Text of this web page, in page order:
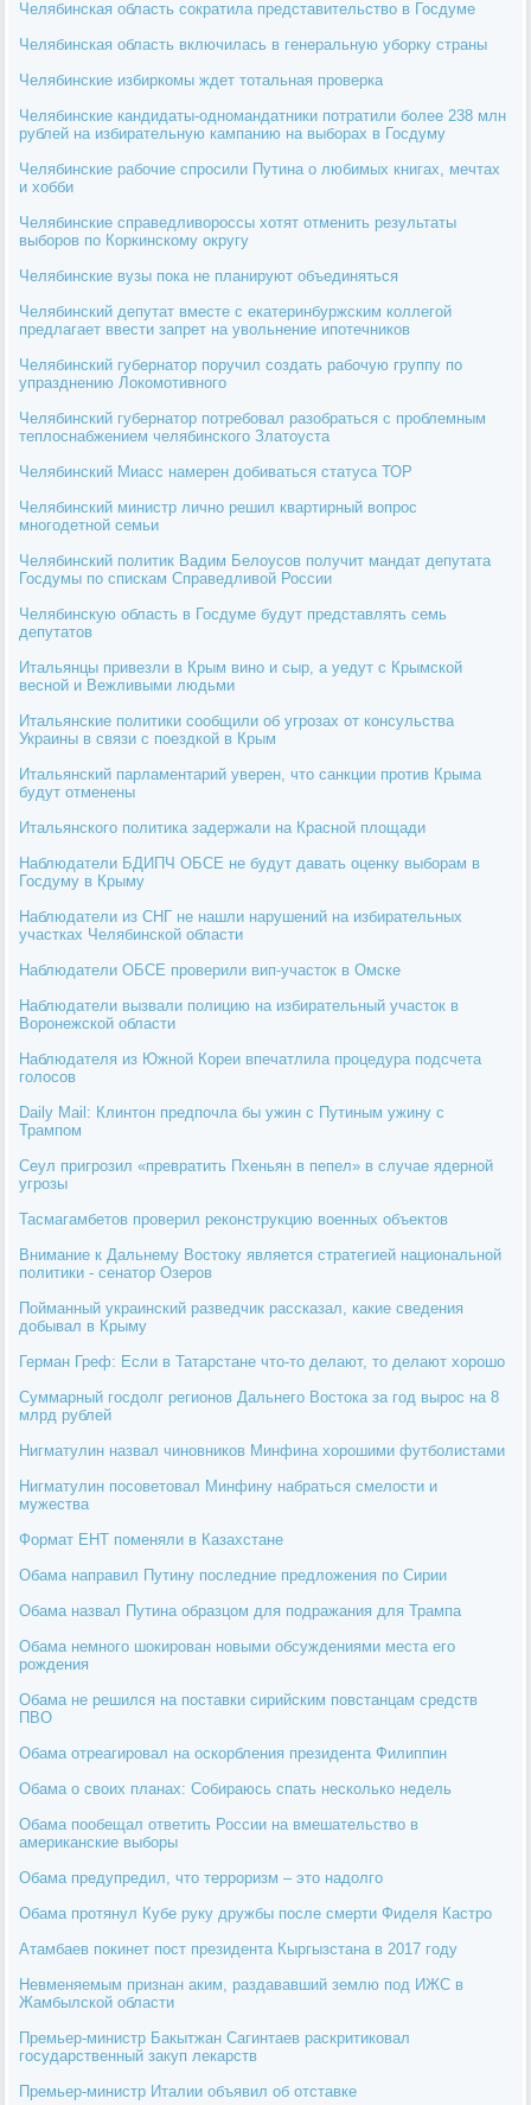
Челябинская область сократила представительство в Госдуме
Челябинская область включилась в генеральную уборку страны
Челябинские избиркомы ждет тотальная проверка
Челябинские кандидаты-одномандатники потратили более 238 млн
рублей на избирательную кампанию на выборах в Госдуму
Челябинские рабочие спросили Путина о любимых книгах, мечтах
и хобби
Челябинские справедливороссы хотят отменить результаты
выборов по Коркинскому округу
Челябинские вузы пока не планируют объединяться
Челябинский депутат вместе с екатеринбуржским коллегой
предлагает ввести запрет на увольнение ипотечников
Челябинский губернатор поручил создать рабочую группу по
упразднению Локомотивного
Челябинский губернатор потребовал разобраться с проблемным
теплоснабжением челябинского Златоуста
Челябинский Миасс намерен добиваться статуса ТОР
Челябинский министр лично решил квартирный вопрос
многодетной семьи
Челябинский политик Вадим Белоусов получит мандат депутата
Госдумы по спискам Справедливой России
Челябинскую область в Госдуме будут представлять семь
депутатов
Итальянцы привезли в Крым вино и сыр, а уедут с Крымской
весной и Вежливыми людьми
Итальянские политики сообщили об угрозах от консульства
Украины в связи с поездкой в Крым
Итальянский парламентарий уверен, что санкции против Крыма
будут отменены
Итальянского политика задержали на Красной площади
Наблюдатели БДИПЧ ОБСЕ не будут давать оценку выборам в
Госдуму в Крыму
Наблюдатели из СНГ не нашли нарушений на избирательных
участках Челябинской области
Наблюдатели ОБСЕ проверили вип-участок в Омске
Наблюдатели вызвали полицию на избирательный участок в
Воронежской области
Наблюдателя из Южной Кореи впечатлила процедура подсчета
голосов
Daily Mail: Клинтон предпочла бы ужин с Путиным ужину с
Трампом
Сеул пригрозил «превратить Пхеньян в пепел» в случае ядерной
угрозы
Тасмагамбетов проверил реконструкцию военных объектов
Внимание к Дальнему Востоку является стратегией национальной
политики - сенатор Озеров
Пойманный украинский разведчик рассказал, какие сведения
добывал в Крыму
Герман Греф: Если в Татарстане что-то делают, то делают хорошо
Суммарный госдолг регионов Дальнего Востока за год вырос на 8
млрд рублей
Нигматулин назвал чиновников Минфина хорошими футболистами
Нигматулин посоветовал Минфину набраться смелости и
мужества
Формат ЕНТ поменяли в Казахстане
Обама направил Путину последние предложения по Сирии
Обама назвал Путина образцом для подражания для Трампа
Обама немного шокирован новыми обсуждениями места его
рождения
Обама не решился на поставки сирийским повстанцам средств
ПВО
Обама отреагировал на оскорбления президента Филиппин
Обама о своих планах: Собираюсь спать несколько недель
Обама пообещал ответить России на вмешательство в
американские выборы
Обама предупредил, что терроризм – это надолго
Обама протянул Кубе руку дружбы после смерти Фиделя Кастро
Атамбаев покинет пост президента Кыргызстана в 2017 году
Невменяемым признан аким, раздававший землю под ИЖС в
Жамбылской области
Премьер-министр Бакытжан Сагинтаев раскритиковал
государственный закуп лекарств
Премьер-министр Италии объявил об отставке